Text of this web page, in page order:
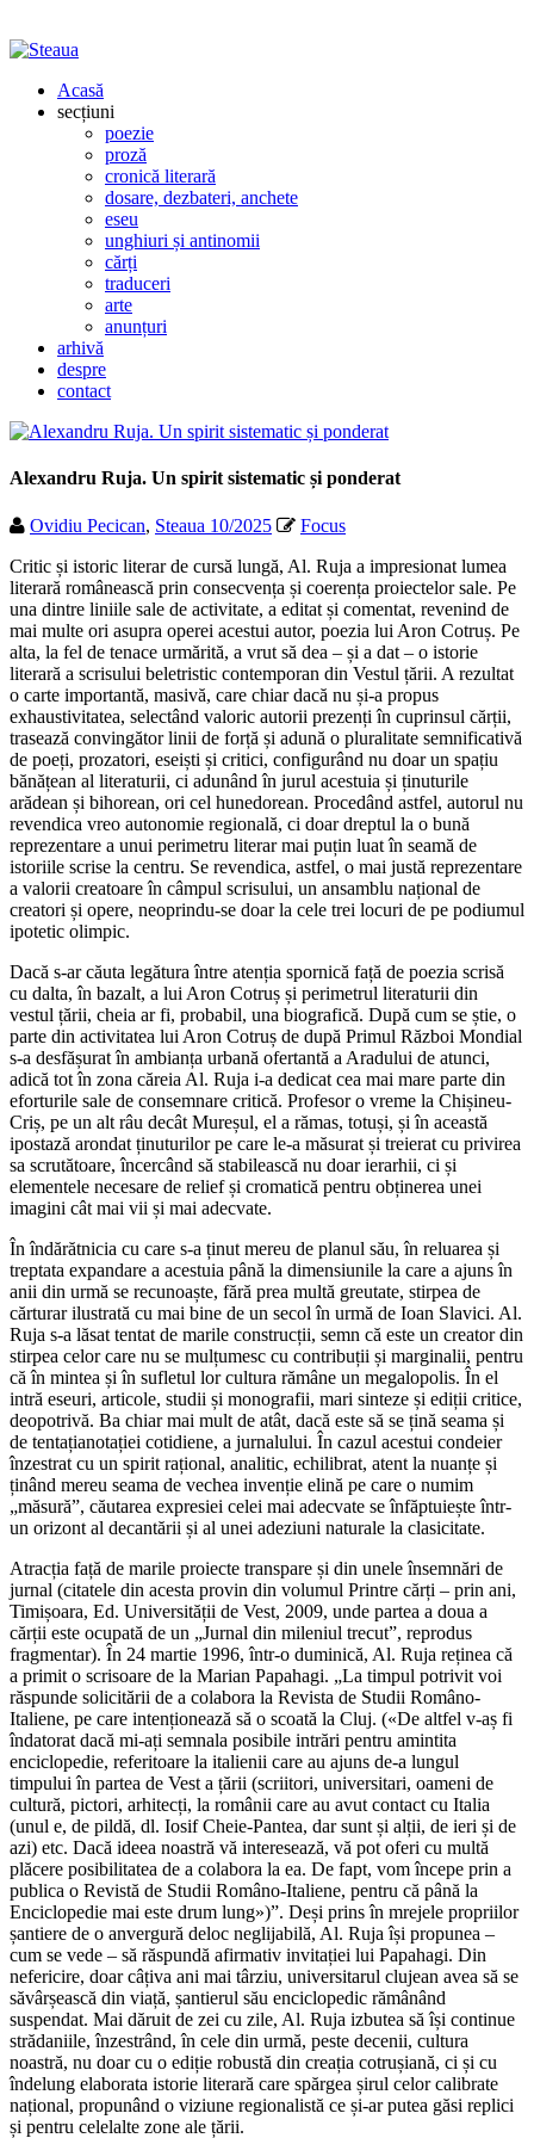
Acasă
secțiuni
poezie
proză
cronică literară
dosare, dezbateri, anchete
eseu
unghiuri și antinomii
cărți
traduceri
arte
anunțuri
arhivă
despre
contact
Alexandru Ruja. Un spirit sistematic și ponderat
Ovidiu Pecican, Steaua 10/2025
Focus
Critic și istoric literar de cursă lungă, Al. Ruja a impresionat lumea
literară românească prin consecvența și coerența proiectelor sale. Pe
una dintre liniile sale de activitate, a editat și comentat, revenind de
mai multe ori asupra operei acestui autor, poezia lui Aron Cotruș. Pe
alta, la fel de tenace urmărită, a vrut să dea – și a dat – o istorie
literară a scrisului beletristic contemporan din Vestul țării. A rezultat
o carte importantă, masivă, care chiar dacă nu și-a propus
exhaustivitatea, selectând valoric autorii prezenți în cuprinsul cărții,
trasează convingător linii de forță și adună o pluralitate semnificativă
de poeți, prozatori, eseiști și critici, configurând nu doar un spațiu
bănățean al literaturii, ci adunând în jurul acestuia și ținuturile
arădean și bihorean, ori cel hunedorean. Procedând astfel, autorul nu
revendica vreo autonomie regională, ci doar dreptul la o bună
reprezentare a unui perimetru literar mai puțin luat în seamă de
istoriile scrise la centru. Se revendica, astfel, o mai justă reprezentare
a valorii creatoare în câmpul scrisului, un ansamblu național de
creatori și opere, neoprindu-se doar la cele trei locuri de pe podiumul
ipotetic olimpic.
Dacă s-ar căuta legătura între atenția spornică față de poezia scrisă
cu dalta, în bazalt, a lui Aron Cotruș și perimetrul literaturii din
vestul țării, cheia ar fi, probabil, una biografică. După cum se știe, o
parte din activitatea lui Aron Cotruș de după Primul Război Mondial
s-a desfășurat în ambianța urbană ofertantă a Aradului de atunci,
adică tot în zona căreia Al. Ruja i-a dedicat cea mai mare parte din
eforturile sale de consemnare critică. Profesor o vreme la Chișineu-
Criș, pe un alt râu decât Mureșul, el a rămas, totuși, și în această
ipostază arondat ținuturilor pe care le-a măsurat și treierat cu privirea
sa scrutătoare, încercând să stabilească nu doar ierarhii, ci și
elementele necesare de relief și cromatică pentru obținerea unei
imagini cât mai vii și mai adecvate.
În îndărătnicia cu care s-a ținut mereu de planul său, în reluarea și
treptata expandare a acestuia până la dimensiunile la care a ajuns în
anii din urmă se recunoaște, fără prea multă greutate, stirpea de
cărturar ilustrată cu mai bine de un secol în urmă de Ioan Slavici. Al.
Ruja s-a lăsat tentat de marile construcții, semn că este un creator din
stirpea celor care nu se mulțumesc cu contribuții și marginalii, pentru
că în mintea și în sufletul lor cultura rămâne un megalopolis. În el
intră eseuri, articole, studii și monografii, mari sinteze și ediții critice,
deopotrivă. Ba chiar mai mult de atât, dacă este să se țină seama și
de tentațianotației cotidiene, a jurnalului. În cazul acestui condeier
înzestrat cu un spirit rațional, analitic, echilibrat, atent la nuanțe și
ținând mereu seama de vechea invenție elină pe care o numim
„măsură”, căutarea expresiei celei mai adecvate se înfăptuiește într-
un orizont al decantării și al unei adeziuni naturale la clasicitate.
Atracția față de marile proiecte transpare și din unele însemnări de
jurnal (citatele din acesta provin din volumul Printre cărți – prin ani,
Timișoara, Ed. Universității de Vest, 2009, unde partea a doua a
cărții este ocupată de un „Jurnal din mileniul trecut”, reprodus
fragmentar). În 24 martie 1996, într-o duminică, Al. Ruja reținea că
a primit o scrisoare de la Marian Papahagi. „La timpul potrivit voi
răspunde solicitării de a colabora la Revista de Studii Româno-
Italiene, pe care intenționează să o scoată la Cluj. («De altfel v-aș fi
îndatorat dacă mi-ați semnala posibile intrări pentru amintita
enciclopedie, referitoare la italienii care au ajuns de-a lungul
timpului în partea de Vest a țării (scriitori, universitari, oameni de
cultură, pictori, arhitecți, la românii care au avut contact cu Italia
(unul e, de pildă, dl. Iosif Cheie-Pantea, dar sunt și alții, de ieri și de
azi) etc. Dacă ideea noastră vă interesează, vă pot oferi cu multă
plăcere posibilitatea de a colabora la ea. De fapt, vom începe prin a
publica o Revistă de Studii Româno-Italiene, pentru că până la
Enciclopedie mai este drum lung»)”. Deși prins în mrejele propriilor
șantiere de o anvergură deloc neglijabilă, Al. Ruja își propunea –
cum se vede – să răspundă afirmativ invitației lui Papahagi. Din
nefericire, doar câțiva ani mai târziu, universitarul clujean avea să se
săvârșească din viață, șantierul său enciclopedic rămânând
suspendat. Mai dăruit de zei cu zile, Al. Ruja izbutea să își continue
strădaniile, înzestrând, în cele din urmă, peste decenii, cultura
noastră, nu doar cu o ediție robustă din creația cotrușiană, ci și cu
îndelung elaborata istorie literară care spărgea șirul celor calibrate
național, propunând o viziune regionalistă ce și-ar putea găsi replici
și pentru celelalte zone ale țării.